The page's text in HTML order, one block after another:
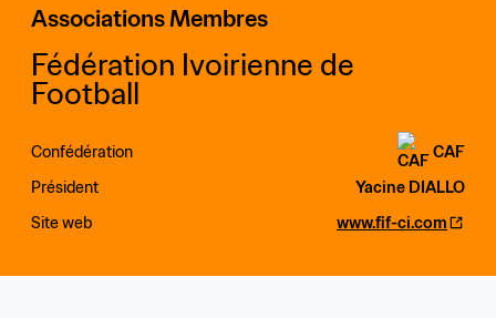
Associations Membres
Fédération Ivoirienne de
Football
Confédération
CAF
Président
Yacine DIALLO
Site web
www.fif-ci.com